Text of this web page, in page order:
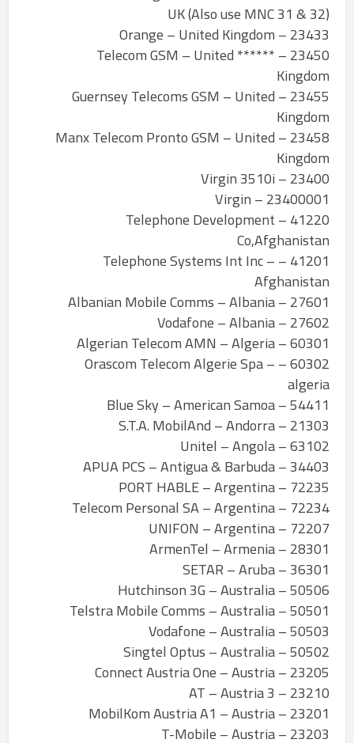
UK (Also use MNC 31 & 32)
23433 – Orange – United Kingdom
23450 – ****** Telecom GSM – United
Kingdom
23455 – Guernsey Telecoms GSM – United
Kingdom
23458 – Manx Telecom Pronto GSM – United
Kingdom
23400 – Virgin 3510i
23400001 – Virgin
41220 – Telephone Development
Co,Afghanistan
41201 – Telephone Systems Int Inc –
Afghanistan
27601 – Albanian Mobile Comms – Albania
27602 – Vodafone – Albania
60301 – Algerian Telecom AMN – Algeria
60302 – Orascom Telecom Algerie Spa –
algeria
54411 – Blue Sky – American Samoa
21303 – S.T.A. MobilAnd – Andorra
63102 – Unitel – Angola
34403 – APUA PCS – Antigua & Barbuda
72235 – PORT HABLE – Argentina
72234 – Telecom Personal SA – Argentina
72207 – UNIFON – Argentina
28301 – ArmenTel – Armenia
36301 – SETAR – Aruba
50506 – Hutchinson 3G – Australia
50501 – Telstra Mobile Comms – Australia
50503 – Vodafone – Australia
50502 – Singtel Optus – Australia
23205 – Connect Austria One – Austria
23210 – 3 AT – Austria
23201 – MobilKom Austria A1 – Austria
23203 – T-Mobile – Austria